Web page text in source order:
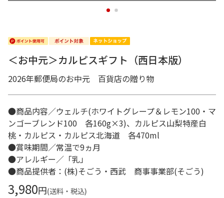
1 2
＜お中元＞カルピスギフト（西日本版）
2026年郵便局のお中元 百貨店の贈り物
●商品内容／ウェルチ(ホワイトグレープ＆レモン100・マ
ンゴーブレンド100 各160g×3)、カルピス山梨特産白
桃・カルピス・カルピス北海道 各470ml
●賞味期間／常温で9ヵ月
●アレルギー／「乳」
●商品提供者：(株)そごう・西武 商事事業部(そごう)
3,980円(送料・税込)